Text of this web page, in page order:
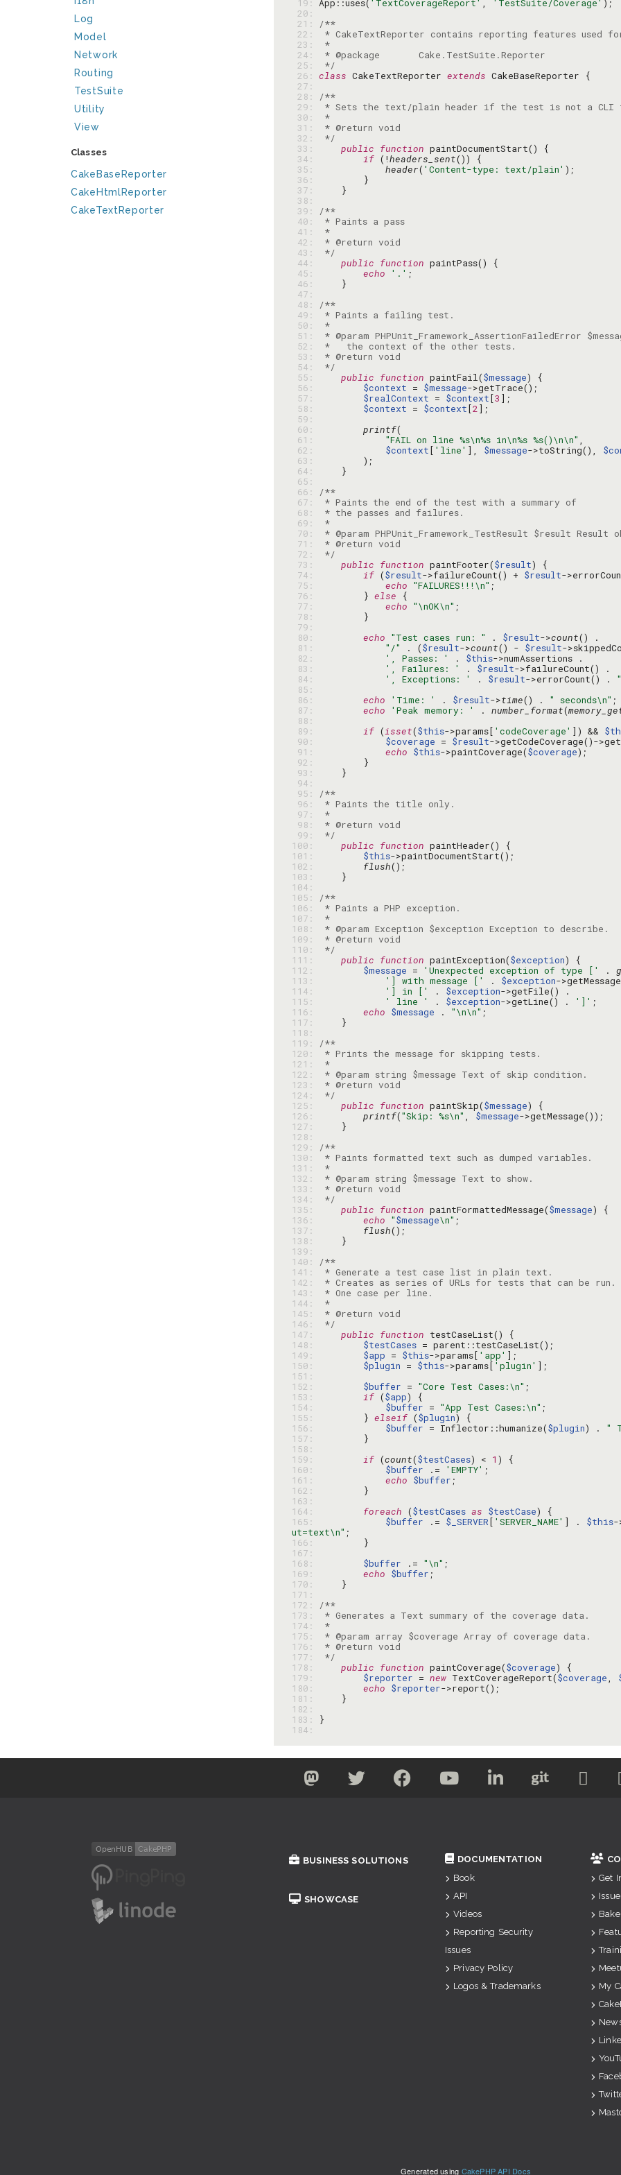
Log
Model
Network
Routing
TestSuite
Utility
View
Classes
CakeBaseReporter
CakeHtmlReporter
CakeTextReporter
19: App::uses( 'TextCoverageReport' , 'TestSuite/Coverage'
20:
21:
22:
23:
24:
25:
*/
26: class CakeTextReporter extends
27:
28:
29:
30:
31:
32:
*/
33:
public function
34:
if (!headers_sent
35:
header( 'Content-type: text/plain'
36:
37:
38:
39:
40:
41:
42:
43:
*/
44:
public function
45:
echo '.'
46:
47:
48:
49:
50:
51:
52:
53:
54:
*/
55:
public function paintFail($message
56:
$context = $message
57:
$realContext = $context[3
58:
$context = $context[2
59:
60:
printf
61:
"FAIL on line %s\n%s in\n%s %s()\n\n"
62:
$context[ 'line' ], $message->toString(),
63:
64:
65:
66:
67:
68:
69:
70:
71:
72:
*/
73:
public function paintFooter($result
74:
if ($result->failureCount() + $result
75:
echo "FAILURES!!!\n"
76:
        }
else
77:
echo "\nOK\n"
78:
79:
80:
echo "Test cases run: " . $result->count
81:
"/" . ($result->count() - $result
82:
', Passes: ' . $this
83:
', Failures: ' . $result
84:
', Exceptions: ' . $result->errorCount() .
85:
86:
echo 'Time: ' . $result->time() . " seconds\n"
87:
echo 'Peak memory: ' . number_format(
88:
89:
if (isset($this->params[ 'codeCoverage' ]) &&
90:
$coverage = $result
91:
echo $this->paintCoverage($coverage
92:
93:
94:
95:
96:
97:
98:
99:
*/
100:
public function
101:
$this
102:
flush
103:
104:
105:
106:
107:
108:
109:
110:
*/
111:
public function paintException($exception
112:
$message = 'Unexpected exception of type [' .
113:
'] with message [' . $exception
114:
'] in [' . $exception
115:
' line ' . $exception->getLine() . ']'
116:
echo $message . "\n\n"
117:
118:
119:
120:
121:
122:
123:
124:
*/
125:
public function paintSkip($message
126:
printf("Skip: %s\n" , $message
127:
128:
129:
130:
131:
132:
133:
134:
*/
135:
public function paintFormattedMessage($message
136:
echo "$message\n"
137:
flush
138:
139:
140:
141:
142:
143:
144:
145:
146:
*/
147:
public function
148:
$testCases
149:
$app = $this->params[ 'app'
150:
$plugin = $this->params[ 'plugin'
151:
152:
$buffer = "Core Test Cases:\n"
153:
if ($app
154:
$buffer = "App Test Cases:\n"
155:
        }
elseif ($plugin
156:
$buffer = Inflector::humanize($plugin) . "
157:
158:
159:
if (count($testCases) < 1
160:
$buffer .= 'EMPTY'
161:
echo $buffer
162:
163:
164:
foreach ($testCases as $testCase
165:
$buffer .= $_SERVER[ 'SERVER_NAME' ] . $this-
ut=text\n"
166:
167:
168:
$buffer .= "\n"
169:
echo $buffer
170:
171:
172:
173:
174:
175:
176:
177:
*/
178:
public function paintCoverage($coverage
179:
$reporter = new TextCoverageReport($coverage,
180:
echo $reporter
181:
182:
183:
184:
BUSINESS SOLUTIONS
SHOWCASE
DOCUMENTATION
Book
API
Videos
Reporting Security
Issues
Privacy Policy
Logos & Trademarks
Get
My
Generated using CakePHP API Docs